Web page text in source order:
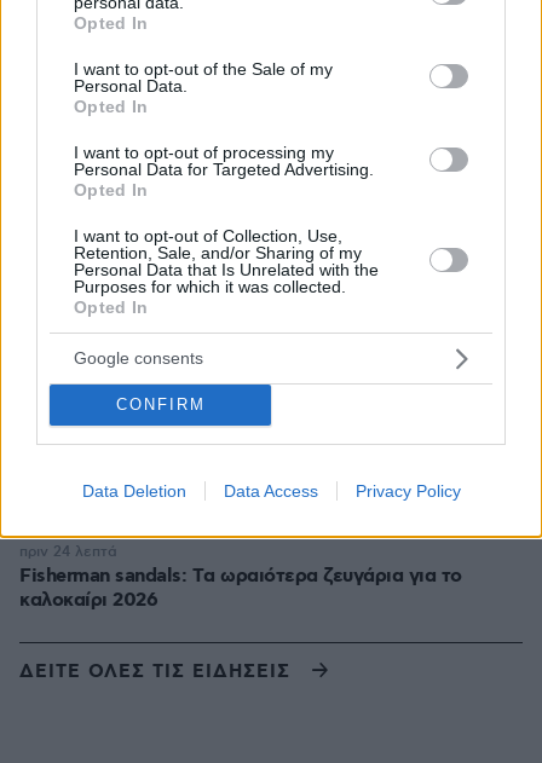
grant or deny consent to Google and its third-party tags to
use your data for below specified purposes in below Google
consent section.
Opted In
I want to opt-out of the Sale of my
Personal Data.
Opted In
I want to opt-out of processing my
Personal Data for Targeted Advertising.
Opted In
I want to opt-out of Collection, Use,
Retention, Sale, and/or Sharing of my
Personal Data that Is Unrelated with the
Purposes for which it was collected.
Opted In
Google consents
CONFIRM
Data Deletion Data Access Privacy Policy
από το παρελθόν με μακριά μαλλιά: Αναμνήσεις,
έγραψε
πριν 15 λεπτά
22 χρόνια από τα εγκαίνια της γέφυρας Ρίου-Αντιρρίου:
Αντέχει πρόσκρουση με δεξαμενόπλοιο, τυφώνες και
Κοιλιακό λίπος: Πέντε τρόποι που το εξαφανίζουν
πριν 22 λεπτά
7 νέα ιδιαίτερα ανδρικά αρώματα για το καλοκαίρι
πριν 23 λεπτά
Τζέιμς Ντάισον: Ο άνθρωπος που απέτυχε 5.127 φορές
πριν αποκτήσει δισεκατομμύρια
Ο «Νοστράδαμος της AI»: Από την αποθέωση, στη
Fisherman sandals: Tα ωραιότερα ζευγάρια για το
καλοκαίρι 2026
πριν 24 λεπτά
ΔΕΙΤΕ ΟΛΕΣ ΤΙΣ ΕΙΔΗΣΕΙΣ